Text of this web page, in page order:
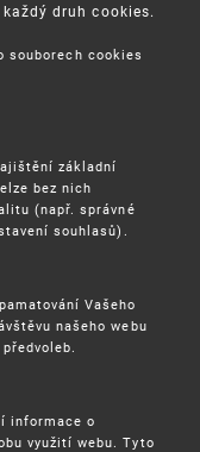
druh cookies.
souborech cookies
základní
bez nich
(např. správné
souhlasů).
Vašeho
našeho webu
informace o
využití webu. Tyto